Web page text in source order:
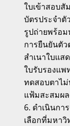
ใบเข้าสอบ
บัตรประจำตั
รูปถ่ายพร้อ
การยืนยันตัว
สำเนาใบแส
ใบรับรองแพ
ทดสอบตาไ
แฟ้มสะสมผ
6. ดําเนินกา
เลือกที่มหาวิ